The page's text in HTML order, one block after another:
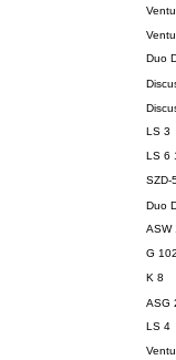
Duo
LS 3
LS 6
SZD-
Duo
ASW
G
K 8
ASG
LS 4